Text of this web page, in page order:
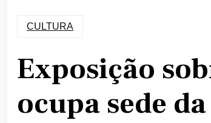
CULTURA
Exposição
ocupa sede